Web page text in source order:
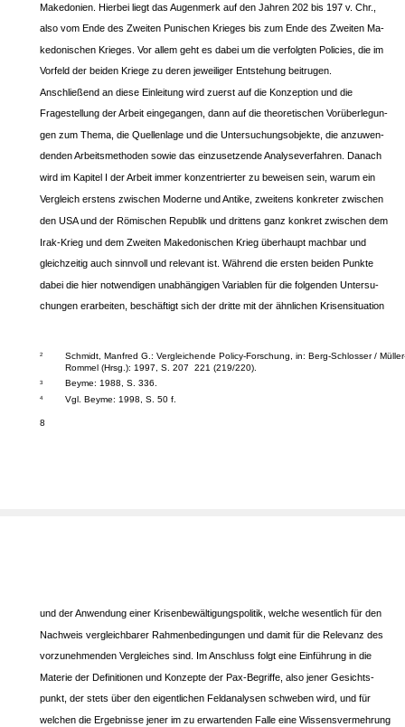
8
Makedonien. Hierbei liegt das Augenmerk auf den Jahren 202 bis 197 v. Chr.,
also vom Ende des Zweiten Punischen Krieges bis zum Ende des Zweiten Ma-
kedonischen Krieges. Vor allem geht es dabei um die verfolgten Policies, die im
Vorfeld der beiden Kriege zu deren jeweiliger Entstehung beitrugen.
Anschließend an diese Einleitung wird zuerst auf die Konzeption und die
Fragestellung der Arbeit eingegangen, dann auf die theoretischen Vorüberlegun-
gen zum Thema, die Quellenlage und die Untersuchungsobjekte, die anzuwen-
denden Arbeitsmethoden sowie das einzusetzende Analyseverfahren. Danach
wird im Kapitel I der Arbeit immer konzentrierter zu beweisen sein, warum ein
Vergleich erstens zwischen Moderne und Antike, zweitens konkreter zwischen
den USA und der Römischen Republik und drittens ganz konkret zwischen dem
Irak-Krieg und dem Zweiten Makedonischen Krieg überhaupt machbar und
gleichzeitig auch sinnvoll und relevant ist. Während die ersten beiden Punkte
dabei die hier notwendigen unabhängigen Variablen für die folgenden Untersu-
chungen erarbeiten, beschäftigt sich der dritte mit der ähnlichen Krisensituation
2
Schmidt, Manfred G.: Vergleichende Policy-Forschung, in: Berg-Schlosser /
Rommel (Hrsg.): 1997, S. 207 ­ 221 (219/220).
3 Beyme: 1988, S. 336.
4 Vgl. Beyme: 1998, S. 50 f.
und der Anwendung einer Krisenbewältigungspolitik, welche wesentlich für den
Nachweis vergleichbarer Rahmenbedingungen und damit für die Relevanz des
vorzunehmenden Vergleiches sind. Im Anschluss folgt eine Einführung in die
Materie der Definitionen und Konzepte der Pax-Begriffe, also jener Gesichts-
punkt, der stets über den eigentlichen Feldanalysen schweben wird, und für
welchen die Ergebnisse jener im zu erwartenden Falle eine Wissensvermehrung